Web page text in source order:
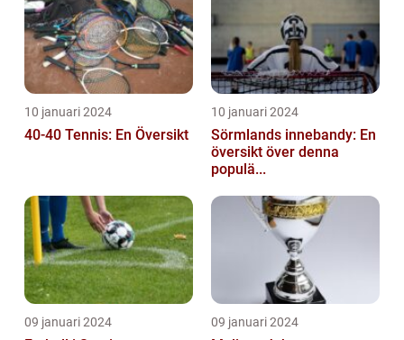
10 januari 2024
40-40 Tennis: En Översikt
10 januari 2024
Sörmlands innebandy: En
översikt över denna
populä...
09 januari 2024 09 januari 2024